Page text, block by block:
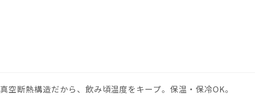
真空断熱構造だから、飲み頃温度をキープ。保温・保冷OK。